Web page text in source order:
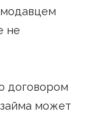
не
договором
может